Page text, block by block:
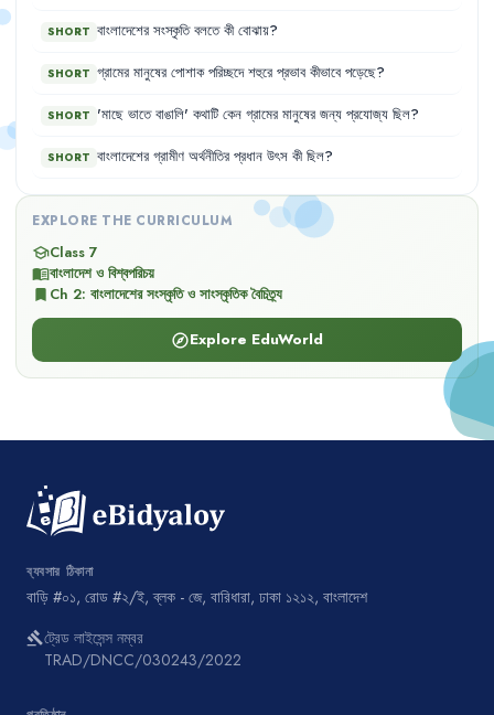
SHORT বাংলাদেশের সংস্কৃতি বলতে কী বোঝায়?
SHORT গ্রামের মানুষের পোশাক পরিচ্ছদে শহুরে প্রভাব কীভাবে পড়েছে?
SHORT 'মাছে ভাতে বাঙালি' কথাটি কেন গ্রামের মানুষের জন্য প্রযোজ্য ছিল?
SHORT বাংলাদেশের গ্রামীণ অর্থনীতির প্রধান উৎস কী ছিল?
EXPLORE THE CURRICULUM
schoolClass 7
menu_bookবাংলাদেশ ও বিশ্বপরিচয়
bookmark Ch 2: বাংলাদেশের সংস্কৃতি ও সাংস্কৃতিক বৈচিত্র্য
exploreExplore EduWorld
ব্যবসার ঠিকানা
বাড়ি #০১, রোড #২/ই, ব্লক - জে, বারিধারা, ঢাকা ১২১২, বাংলাদেশ
gavelট্রেড লাইসেন্স নম্বর
TRAD/DNCC/030243/2022